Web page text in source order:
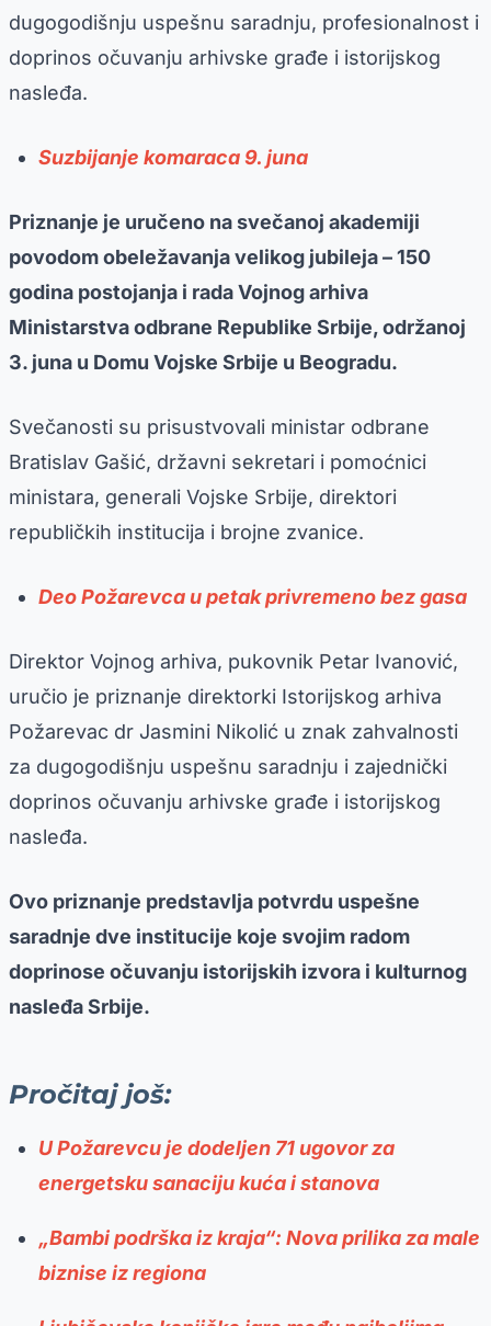
dugogodišnju uspešnu saradnju, profesionalnost i
doprinos očuvanju arhivske građe i istorijskog
nasleđa.
Suzbijanje komaraca 9. juna
Priznanje je uručeno na svečanoj akademiji
povodom obeležavanja velikog jubileja – 150
godina postojanja i rada Vojnog arhiva
Ministarstva odbrane Republike Srbije, održanoj
3. juna u Domu Vojske Srbije u Beogradu.
Svečanosti su prisustvovali ministar odbrane
Bratislav Gašić, državni sekretari i pomoćnici
ministara, generali Vojske Srbije, direktori
republičkih institucija i brojne zvanice.
Deo Požarevca u petak privremeno bez gasa
Direktor Vojnog arhiva, pukovnik Petar Ivanović,
uručio je priznanje direktorki Istorijskog arhiva
Požarevac dr Jasmini Nikolić u znak zahvalnosti
za dugogodišnju uspešnu saradnju i zajednički
doprinos očuvanju arhivske građe i istorijskog
nasleđa.
Ovo priznanje predstavlja potvrdu uspešne
saradnje dve institucije koje svojim radom
doprinose očuvanju istorijskih izvora i kulturnog
nasleđa Srbije.
Pročitaj još:
U Požarevcu je dodeljen 71 ugovor za
energetsku sanaciju kuća i stanova
„Bambi podrška iz kraja“: Nova prilika za male
biznise iz regiona